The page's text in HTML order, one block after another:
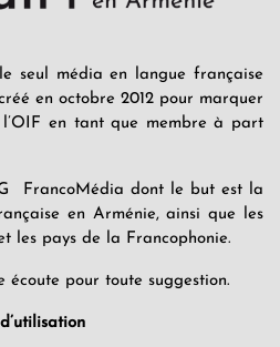
seul média en langue française
en octobre 2012 pour marquer
l’OIF en tant que membre à part
FrancoMédia dont le but est la
en Arménie, ainsi que les
les pays de la Francophonie.
écoute pour toute suggestion.